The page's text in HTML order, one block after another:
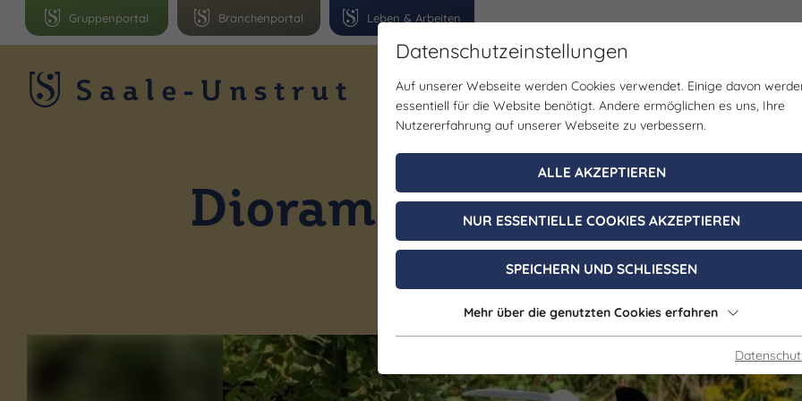
Leben & Arbeiten
Branchenportal
Gruppenportal
Region Erlebnisse Veranstaltungen Planen
Ausstellung | Kunst & Kultur | Kunst
Diorama „Schlacht bei
09. August 2026, 14:00 - 16:00 Uhr
Datenschutzeinstellungen
Auf unserer Webseite werden Cookies verwendet. Einige davon
essentiell für die Website benötigt. Andere ermöglichen es uns, Ihre
Nutzererfahrung auf unserer Webseite zu verbessern.
ALLE AKZEPTIEREN
NUR ESSENTIELLE COOKIES AKZEPTIEREN
SPEICHERN UND SCHLIESSEN
Mehr über die genutzten Cookies erfahren